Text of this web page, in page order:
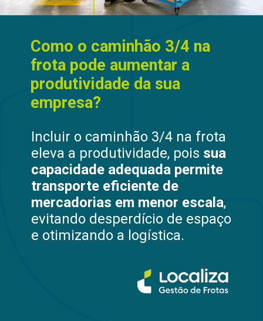
Como o caminhão 3/4 na
frota pode aumentar a
produtividade da sua
empresa?
Incluir o caminhão 3/4 na frota
eleva a produtividade, pois sua
capacidade adequada permite
transporte eficiente de
mercadorias em menor escala,
evitando desperdício de espaço
e otimizando a logística.